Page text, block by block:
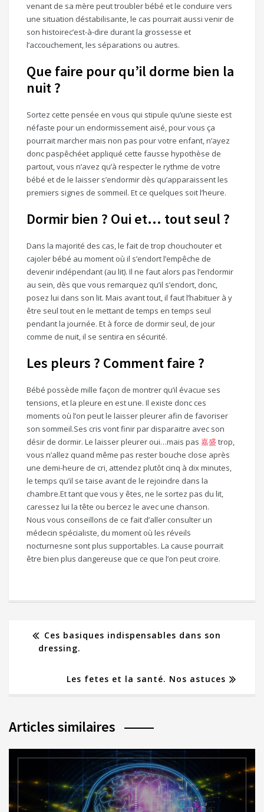
venant de sa mère peut troubler bébé et le conduire vers
une situation déstabilisante, le cas pourrait aussi venir de
son histoirec’est-à-dire durant la grossesse et
l’accouchement, les séparations ou autres.
Que faire pour qu’il dorme bien la
nuit ?
Sortez cette pensée en vous qui stipule qu’une sieste est
néfaste pour un endormissement aisé, pour vous ça
pourrait marcher mais non pas pour votre enfant, n’ayez
donc paspêchéet appliqué cette fausse hypothèse de
partout, vous n’avez qu’à respecter le rythme de votre
bébé et de le laisser s’endormir dès qu’apparaissent les
premiers signes de sommeil. Et ce quelques soit l’heure.
Dormir bien ? Oui et… tout seul ?
Dans la majorité des cas, le fait de trop chouchouter et
cajoler bébé au moment où il s’endort l’empêche de
devenir indépendant (au lit). Il ne faut alors pas l’endormir
au sein, dès que vous remarquez qu’il s’endort, donc,
posez lui dans son lit. Mais avant tout, il faut l’habituer à y
être seul tout en le mettant de temps en temps seul
pendant la journée. Et à force de dormir seul, de jour
comme de nuit, il se sentira en sécurité.
Les pleurs ? Comment faire ?
Bébé possède mille façon de montrer qu’il évacue ses
tensions, et la pleure en est une. Il existe donc ces
moments où l’on peut le laisser pleurer afin de favoriser
son sommeil.Ses cris vont finir par disparaitre avec son
désir de dormir. Le laisser pleurer oui…mais pas 嘉盛 trop,
vous n’allez quand même pas rester bouche close après
une demi-heure de cri, attendez plutôt cinq à dix minutes,
le temps qu’il se taise avant de le rejoindre dans la
chambre.Et tant que vous y êtes, ne le sortez pas du lit,
caressez lui la tête ou bercez le avec une chanson.
Nous vous conseillons de ce fait d’aller consulter un
médecin spécialiste, du moment où les réveils
nocturnesne sont plus supportables. La cause pourrait
être bien plus dangereuse que ce que l’on peut croire.
Ces basiques indispensables dans son
dressing.
Les fetes et la santé. Nos astuces
Articles similaires